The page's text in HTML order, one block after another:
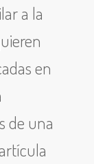
a la
en
de una